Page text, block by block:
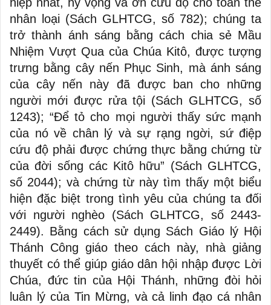
nhân loại (Sách GLHTCG, số 782); chúng ta
trở thành ánh sáng bằng cách chia sẻ Mầu
Nhiệm Vượt Qua của Chúa Kitô, được tượng
trưng bằng cây nến Phục Sinh, mà ánh sáng
của cây nến này đã được ban cho những
người mới được rửa tội (Sách GLHTCG, số
1243); “Để tỏ cho mọi người thấy sức mạnh
của nó về chân lý và sự rạng ngời, sứ điệp
cứu độ phải được chứng thực bằng chứng từ
của đời sống các Kitô hữu” (Sách GLHTCG,
số 2044); và chứng từ này tìm thấy một biểu
hiện đặc biệt trong tình yêu của chúng ta đối
với người nghèo (Sách GLHTCG, số 2443-
2449). Bằng cách sử dụng Sách Giáo lý Hội
Thánh Công giáo theo cách này, nhà giảng
thuyết có thể giúp giáo dân hội nhập được Lời
Chúa, đức tin của Hội Thánh, những đòi hỏi
luân lý của Tin Mừng, và cả linh đạo cá nhân